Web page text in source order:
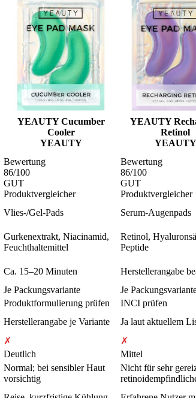
YEAUTY Cucumber
Cooler
YEAUTY
YEAUTY
Retinol
YEAUTY
Bewertung
86/100
GUT
Produktvergleicher
Bewertung
86/100
GUT
Produktvergleicher
Vlies-/Gel-Pads Serum-Augenpads
Gurkenextrakt, Niacinamid,
Feuchthaltemittel
Retinol,
Peptide
Ca. 15–20 Minuten Herstellerangabe
Je Packungsvariante Je
Produktformulierung prüfen INCI prüfen
Herstellerangabe je Variante Ja laut aktuellem
✗ ✗
Deutlich Mittel
Normal; bei sensibler Haut
vorsichtig
Nicht für sehr